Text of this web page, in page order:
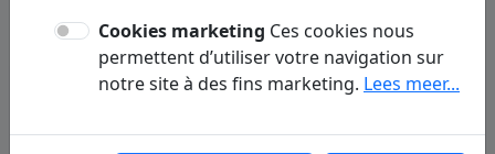
Commune D'Amay
Cookies marketing Ces cookies nous
permettent d’utiliser votre navigation sur
notre site à des fins marketing. Lees meer...